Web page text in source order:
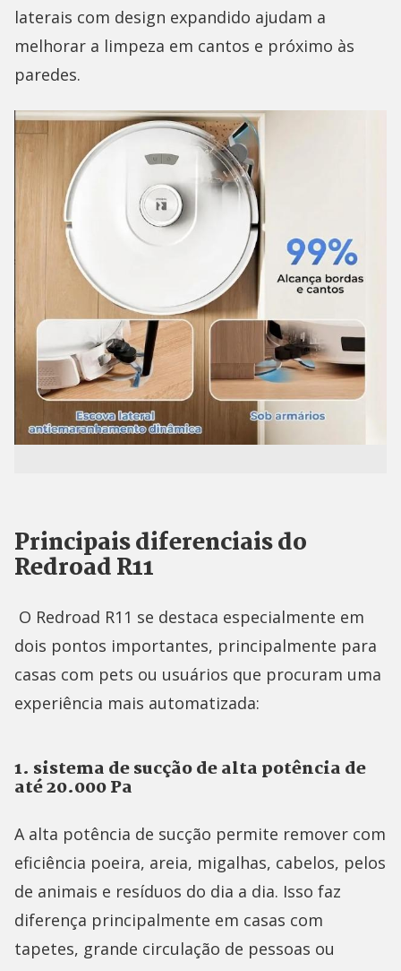
laterais com design expandido ajudam a
melhorar a limpeza em cantos e próximo às
paredes.
Principais diferenciais do
Redroad R11
O Redroad R11 se destaca especialmente em
dois pontos importantes, principalmente para
casas com pets ou usuários que procuram uma
experiência mais automatizada:
1. sistema de sucção de alta potência de
até 20.000 Pa
A alta potência de sucção permite remover com
eficiência poeira, areia, migalhas, cabelos, pelos
de animais e resíduos do dia a dia. Isso faz
diferença principalmente em casas com
tapetes, grande circulação de pessoas ou